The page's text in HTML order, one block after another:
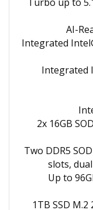
AI-
Integrated
Integrated
2x 16GB
Two DDR5
slots,
Up to
1TB SSD